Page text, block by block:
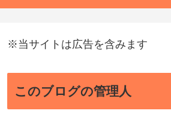
※当サイトは広告を含みます
このブログの管理人